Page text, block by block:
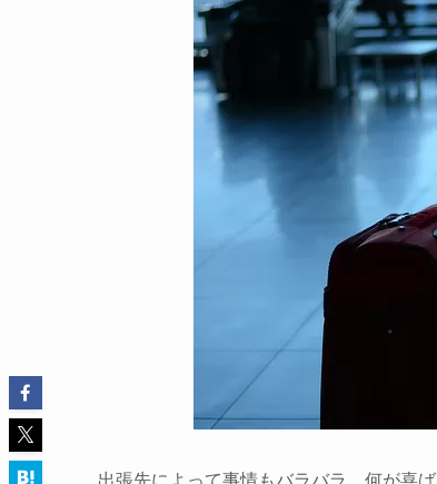
出張先によって事情もバラバラ、何が喜